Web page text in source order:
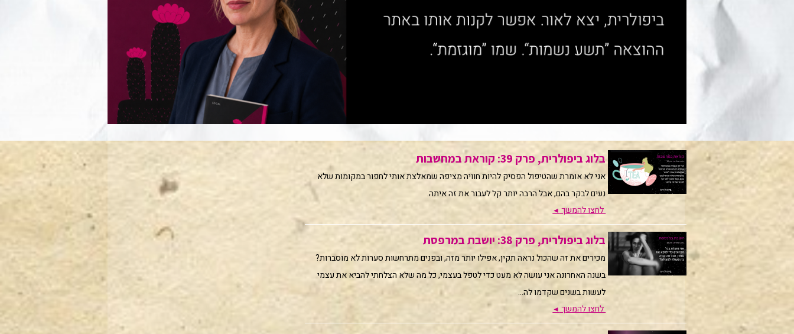
בלוג ביפולרית, פרק 39: קוראת במחשבות
אני לא אומרת שהטיפול הפסיק להיות חוויה מציפה שמאלצת אותי לחפור במקומות שלא
נעים לבקר בהם, אבל הרבה יותר קל לעבור את זה איתה.
לחצו להמשך ◄
בלוג ביפולרית, פרק 38: יושבת במרפסת
מכירים את זה שהכול נראה תקין, אפילו יותר מזה, ובפנים מתרחשות סערות לא מוסברות?
בשנה האחרונה אני עושה לא מעט כדי לטפל בעצמי, כל מה שלא הצלחתי להביא את עצמי
לעשות בשנים שקדמו לה...
לחצו להמשך ◄